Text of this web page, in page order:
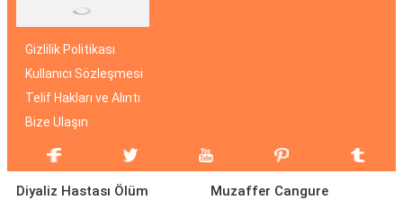
Gizlilik Politikası
Kullanıcı Sözleşmesi
Telif Hakları ve Alıntı
Bize Ulaşın
Diyaliz Hastası Ölüm
Muzaffer Cangure